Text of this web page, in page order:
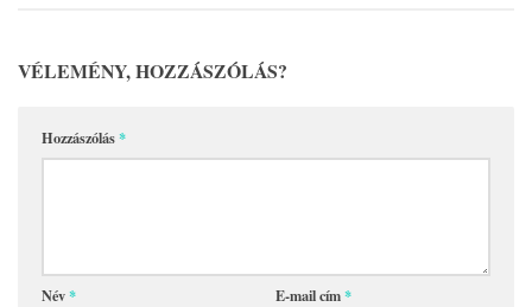
VÉLEMÉNY, HOZZÁSZÓLÁS?
Hozzászólás*
Név* E-mail cím*